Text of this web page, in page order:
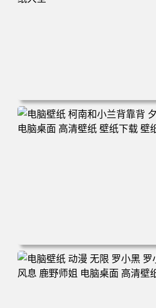
电脑壁纸 动漫 兔子朱迪 狐狸尼克
林 蓝天 4k壁纸 电脑桌面 高清壁纸
电脑壁纸 柯南和小兰背靠背 夕阳
面 高清壁纸 壁纸下载 壁纸大全